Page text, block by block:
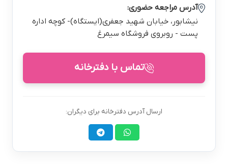
آدرس مراجعه حضوری:
نيشابور، خيابان شهيد جعفري(ایستگاه)- كوچه اداره
پست - روبروي فروشگاه سيمرغ
تماس با دفترخانه
ارسال آدرس دفترخانه برای دیگران: